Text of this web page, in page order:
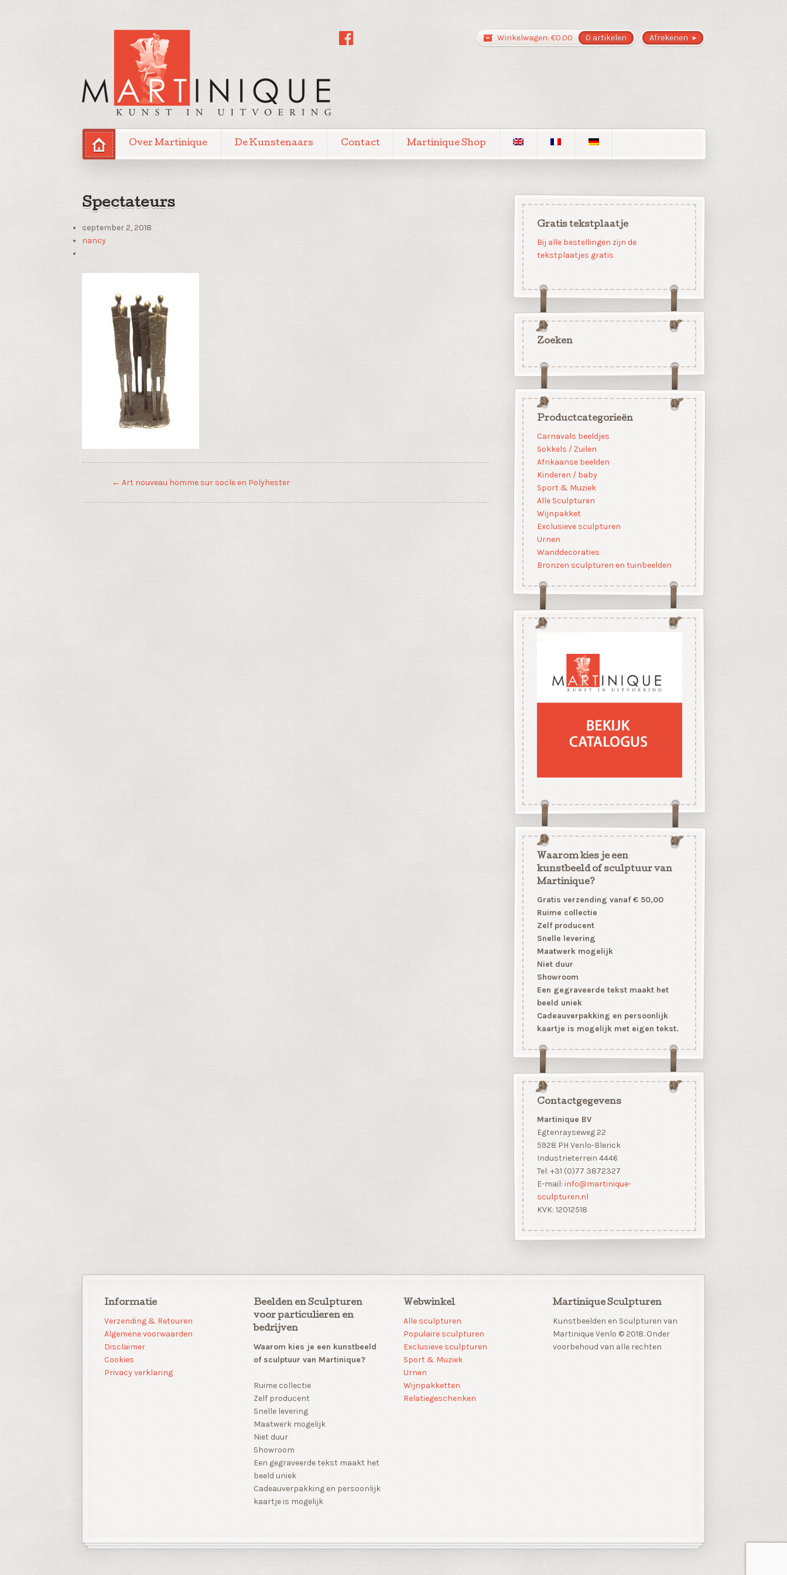
Afrekenen
Winkelwagen: €0.00 0 artikelen
Over Martinique De Kunstenaars Contact Martinique Shop
Spectateurs
september 2, 2018
nancy
← Art nouveau homme sur socle en Polyhester
Gratis tekstplaatje
Bij alle bestellingen zijn de
tekstplaatjes gratis
Zoeken
Productcategorieën
Carnavals beeldjes
Sokkels / Zuilen
Afrikaanse beelden
Kinderen / baby
Sport & Muziek
Alle Sculpturen
Wijnpakket
Exclusieve sculpturen
Urnen
Wanddecoraties
Bronzen sculpturen en tuinbeelden
Waarom kies je een
kunstbeeld of sculptuur van
Martinique?
Gratis verzending vanaf € 50,00
Ruime collectie
Zelf producent
Snelle levering
Maatwerk mogelijk
Niet duur
Showroom
Een gegraveerde tekst maakt het
beeld uniek
Cadeauverpakking en persoonlijk
kaartje is mogelijk met eigen tekst.
Contactgegevens
Martinique BV
Egtenrayseweg 22
5928 PH Venlo-Blerick
Industrieterrein 4446
Tel: +31 (0)77 3872327
E-mail: info@martinique-
sculpturen.nl
KVK: 12012518
Informatie
Verzending & Retouren
Algemene voorwaarden
Disclaimer
Cookies
Privacy verklaring
Beelden en Sculpturen
voor particulieren en
bedrijven
Waarom kies je een kunstbeeld
of sculptuur van Martinique?
Ruime collectie
Zelf producent
Snelle levering
Maatwerk mogelijk
Niet duur
Showroom
Een gegraveerde tekst maakt het
beeld uniek
Cadeauverpakking en persoonlijk
kaartje is mogelijk
Webwinkel
Alle sculpturen
Populaire sculpturen
Exclusieve sculpturen
Sport & Muziek
Urnen
Wijnpakketten
Relatiegeschenken
Martinique Sculpturen
Kunstbeelden en Sculpturen van
Martinique Venlo © 2018. Onder
voorbehoud van alle rechten